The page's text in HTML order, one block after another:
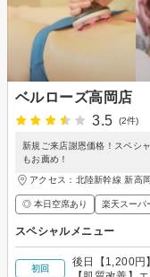
ベルローズ高岡店
3.5
(2件)
新規ご来店謝恩価格！スペシ
もお薦め！
アクセス：北陸新幹線 新高
◎ 本日空席あり 楽天スーパ
スペシャルメニュー
初回
後日【1,200円